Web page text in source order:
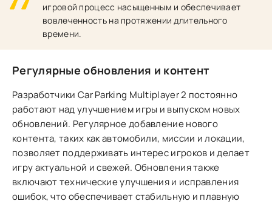
игровой процесс насыщенным и обеспечивает
вовлеченность на протяжении длительного
времени.
Регулярные обновления и контент
Разработчики Car Parking Multiplayer 2 постоянно
работают над улучшением игры и выпуском новых
обновлений. Регулярное добавление нового
контента, таких как автомобили, миссии и локации,
позволяет поддерживать интерес игроков и делает
игру актуальной и свежей. Обновления также
включают технические улучшения и исправления
ошибок, что обеспечивает стабильную и плавную